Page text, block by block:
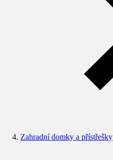
Zahradní domky a přístřešky